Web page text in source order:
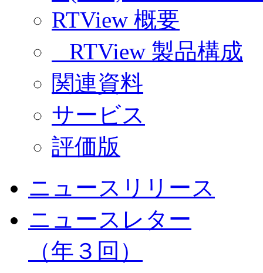
RTView 概要
RTView 製品構成
関連資料
サービス
評価版
ニュースリリース
ニュースレター
（年３回）